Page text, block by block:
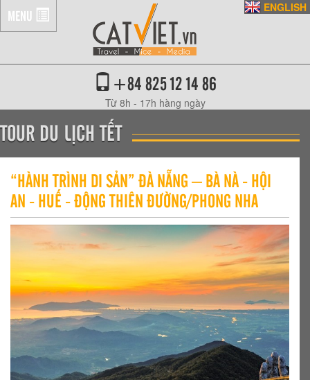
MENU
+84 825 12 14 86
Từ 8h - 17h hàng ngày
ENGLISH
TOUR DU LỊCH TẾT
“HÀNH TRÌNH DI SẢN” ĐÀ NẴNG – BÀ NÀ - HỘI
AN - HUẾ - ĐỘNG THIÊN ĐƯỜNG/PHONG NHA